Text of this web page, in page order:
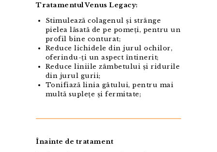
Tratamentul Venus Legacy:
Stimulează colagenul și strânge
pielea lăsată de pe pomeți, pentru un
profil bine conturat;
Reduce lichidele din jurul ochilor,
oferindu-ți un aspect întinerit;
Reduce liniile zâmbetului și ridurile
din jurul gurii;
Tonifiază linia gâtului, pentru mai
multă suplețe și fermitate;
Înainte de tratament